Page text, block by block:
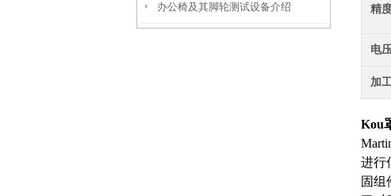
验机
办公椅及其脚轮测试设备介绍 精
电
加
Kou
进行
固组